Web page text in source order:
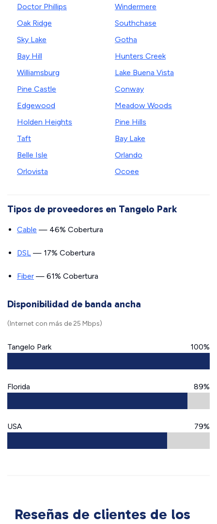
Doctor Phillips
Oak Ridge
Sky Lake
Bay Hill
Williamsburg
Pine Castle
Edgewood
Holden Heights
Taft
Belle Isle
Orlovista
Windermere
Southchase
Gotha
Hunters Creek
Lake Buena Vista
Conway
Meadow Woods
Pine Hills
Bay Lake
Orlando
Ocoee
Tipos de proveedores en Tangelo Park
Cable — 46% Cobertura
DSL — 17% Cobertura
Fiber — 61% Cobertura
Disponibilidad de banda ancha
(Internet con más de 25 Mbps)
Tangelo Park 100%
Florida 89%
USA 79%
Reseñas de clientes de los